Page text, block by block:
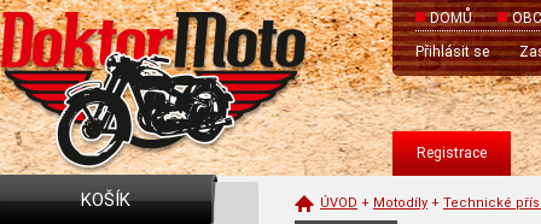
DOMŮ
Přihlásit se
Registrace
KOŠÍK ÚVOD + Motodíly + Technické